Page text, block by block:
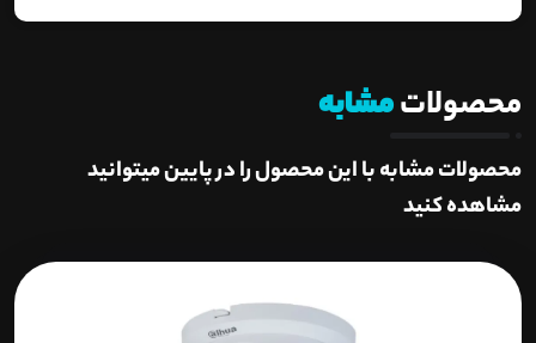
محصولاتمشابه
محصولات مشابه با این محصول را در پایین میتوانید
مشاهده کنید